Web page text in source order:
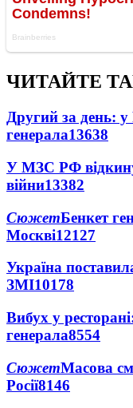
ЧИТАЙТЕ
Другий за день:
генерала13638
У МЗС РФ
війни13382
СюжетБенкет
Москві12127
Україна
ЗМІ10178
Вибух у
генерала8554
СюжетМасова
Росії8146